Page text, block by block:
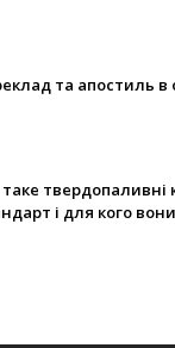
та апостиль
твердопаливні
і для кого вони